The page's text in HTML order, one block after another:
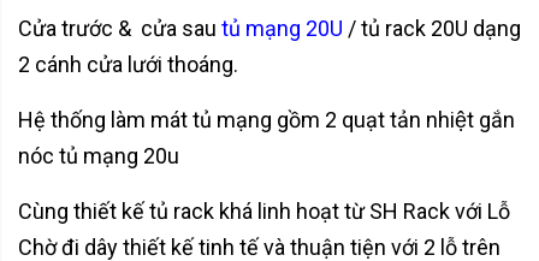
Cửa trước & cửa sau tủ mạng 20U / tủ rack 20U dạng
2 cánh cửa lưới thoáng.
Hệ thống làm mát tủ mạng gồm 2 quạt tản nhiệt gắn
nóc tủ mạng 20u
Cùng thiết kế tủ rack khá linh hoạt từ SH Rack với Lỗ
Chờ đi dây thiết kế tinh tế và thuận tiện với 2 lỗ trên